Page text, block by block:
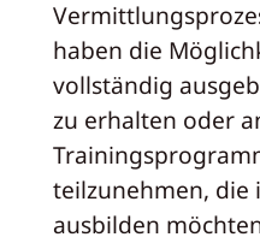
haben die
vollständig
zu erhalten oder
teilzunehmen, die
ausbilden